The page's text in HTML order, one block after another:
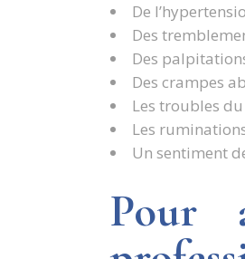
De
Des
Des
Des crampes
Les troubles
Les
Un sentiment
Pour